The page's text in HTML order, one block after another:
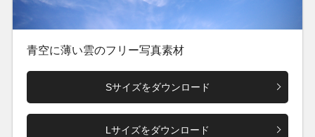
青空に薄い雲のフリー写真素材
Sサイズをダウンロード
Lサイズをダウンロード